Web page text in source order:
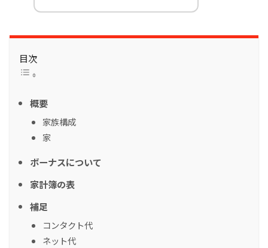
目次
概要
家族構成
家
ボーナスについて
家計簿の表
補足
コンタクト代
ネット代